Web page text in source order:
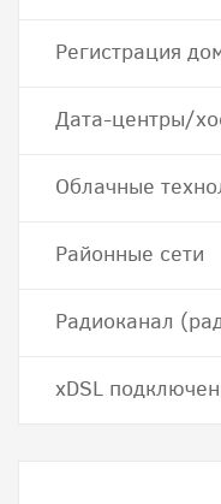
Регистрация
Дата-центры/
Облачные
Районные сети
Радиоканал
хDSL